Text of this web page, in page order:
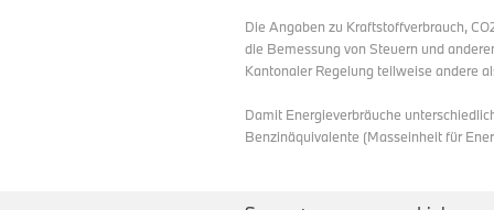
Die Angaben zu Kraftstoffverbrauch,
die Bemessung von Steuern und
Kantonaler Regelung teilweise andere
Damit Energieverbräuche
Benzinäquivalente (Masseinheit für